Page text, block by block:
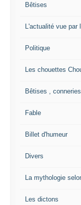
Bêtises
L'actualité vue par
Politique
Les chouettes
Bêtises , conneries
Fable
Billet d'humeur
Divers
La mythologie
Les dictons